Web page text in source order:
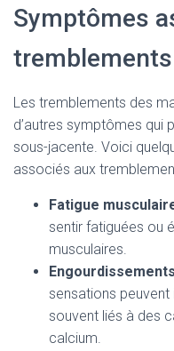
Symptômes
Les tremblements des
d’autres symptômes qui
sous-jacente. Voici
associés aux
Fatigue
sentir fatiguées ou
musculaires.
sensations peuvent
souvent liés à des
calcium.